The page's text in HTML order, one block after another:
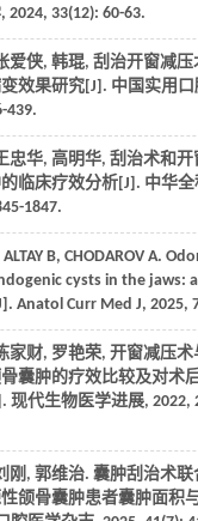
2024, 33(12): 60-63.
爱侠, 韩琨, 刮治开窗减
效果研究[J]. 中国实用口
439.
忠华, 高明华, 刮治术和
临床疗效分析[J]. 中华全
1847.
ALTAY B, CHODAROV A.
cysts in the jaws:
Anatol Curr Med J, 2025,
家财, 罗艳荣, 开窗减压
囊肿的疗效比较及对术
现代生物医学进展, 2022,
刚, 郭维治. 囊肿刮治术
颌骨囊肿患者囊肿面积